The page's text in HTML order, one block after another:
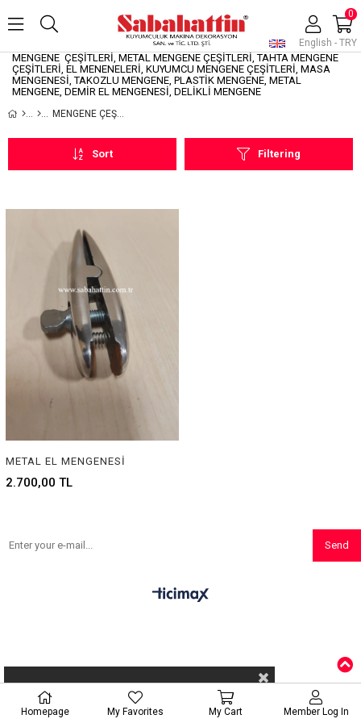
English - TRY
0
MENGENE ÇEŞİTLERİ, METAL MENGENE ÇEŞİTLERİ, TAHTA MENGENE
ÇEŞİTLERİ, EL MENENELERİ, KUYUMCU MENGENE ÇEŞİTLERİ, MASA
MENGENESİ, TAKOZLU MENGENE, PLASTİK MENGENE, METAL
MENGENE, DEMİR EL MENGENESİ, DELİKLİ MENGENE
MENGENE ÇEŞİTLERİ
Filtering
Sort
METAL EL MENGENESİ
2.700,00 TL
Send
Homepage My Favorites My Cart Member Log In